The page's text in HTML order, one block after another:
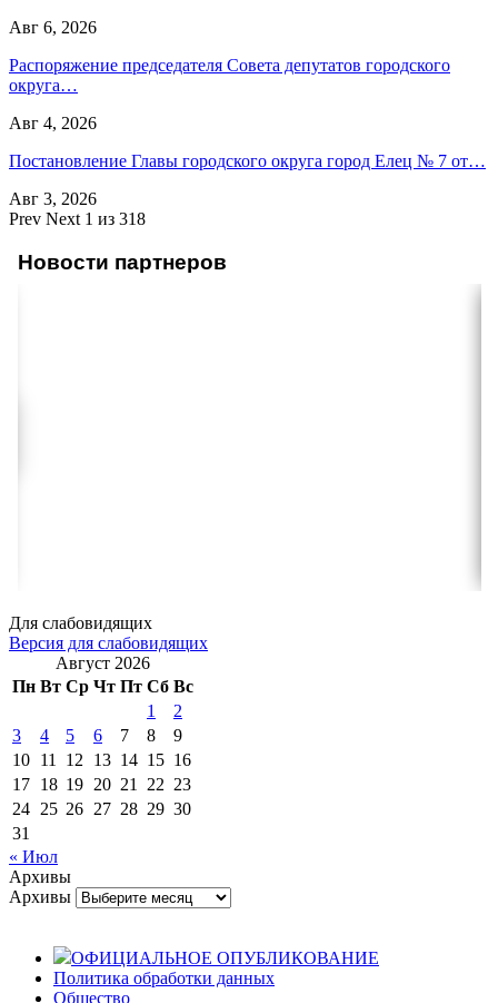
Авг 6, 2026
Распоряжение председателя Совета депутатов городского
округа…
Авг 4, 2026
Постановление Главы городского округа город Елец № 7 от…
Авг 3, 2026
Prev Next 1 из 318
Новости партнеров
Для слабовидящих
Версия для слабовидящих
Август 2026
Пн Вт Ср Чт Пт Сб Вс
1
2
3
4 5 6 7 8
9
10 11 12 13 14 15 16
17 18 19 20 21 22 23
24 25 26 27 28 29 30
31
« Июл
Архивы
Архивы
ОФИЦИАЛЬНОЕ ОПУБЛИКОВАНИЕ
Политика обработки данных
Общество